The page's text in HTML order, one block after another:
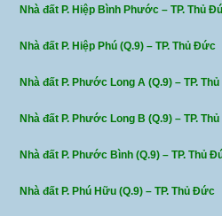
Nhà đất P. Hiệp Bình Phước – TP. Thủ
Nhà đất P. Hiệp Phú (Q.9) – TP. Thủ Đức
Nhà đất P. Phước Long A (Q.9) – TP.
Nhà đất P. Phước Long B (Q.9) – TP.
Nhà đất P. Phước Bình (Q.9) – TP. Thủ
Nhà đất P. Phú Hữu (Q.9) – TP. Thủ Đức